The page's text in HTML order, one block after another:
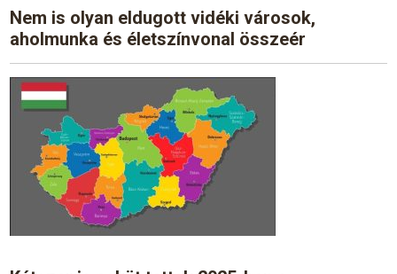
Nem is olyan eldugott vidéki városok,
aholmunka és életszínvonal összeér